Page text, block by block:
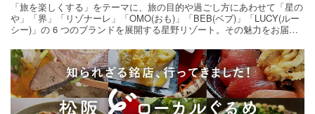
「旅を楽しくする」をテーマに、旅の目的や過ごし方にあわせて「星の
や」「界」「リゾナーレ」「OMO(おも)」「BEB(ベブ)」「LUCY(ルー
シー)」の 6 つのブランドを展開する星野リゾート。その魅力をお届け